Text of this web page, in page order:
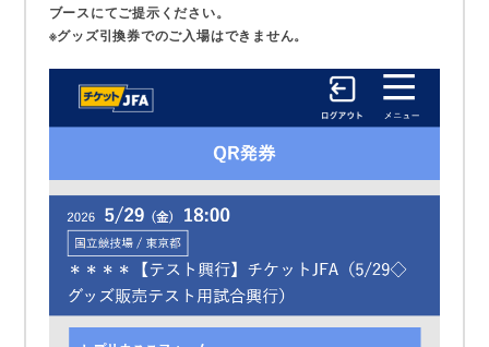
ブースにてご提示ください。
※グッズ引換券でのご入場はできません。